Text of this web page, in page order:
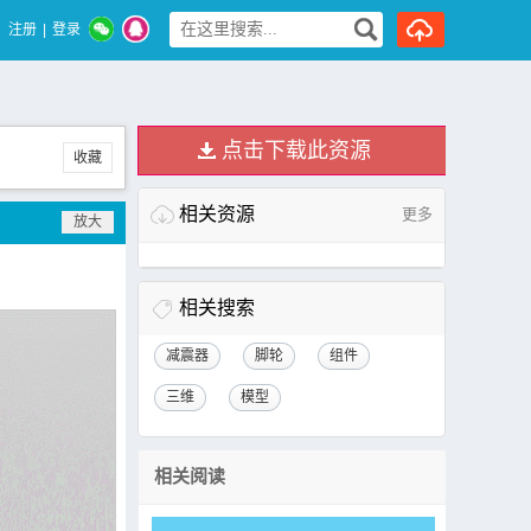
注册 登录
收藏 点击下载此资源
相关资源 更多
相关搜索
减震器 脚轮 组件
三维 模型
相关阅读